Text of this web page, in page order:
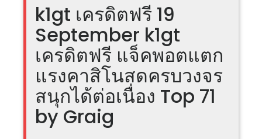
k1gt เครดิตฟรี 19
September k1gt
เครดิตฟรี แจ็คพอตแตก
แรงคาสิโนสดครบวงจร
สนุกได้ต่อเนื่อง Top 71
by Graig